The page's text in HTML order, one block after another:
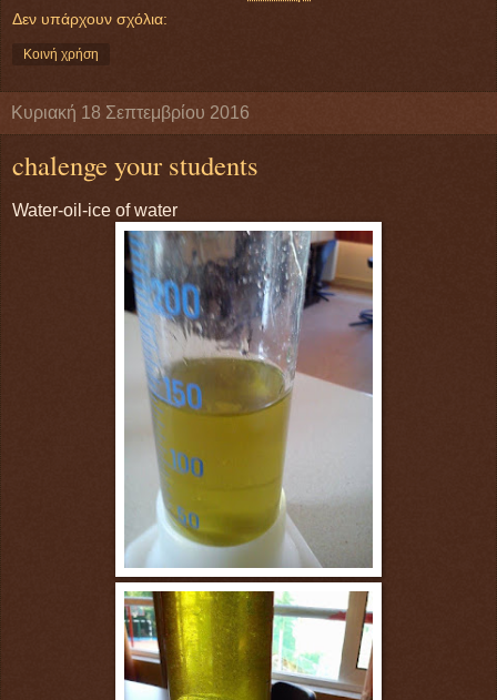
Δεν υπάρχουν σχόλια:
Κοινή χρήση
Κυριακή 18 Σεπτεμβρίου 2016
chalenge your students
Water-oil-ice of water